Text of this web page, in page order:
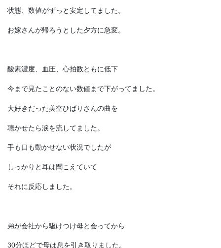
状態、数値がずっと安定してました。
お嫁さんが帰ろうとした夕方に急変。
酸素濃度、血圧、心拍数ともに低下
今まで見たことのない数値まで下がってました。
大好きだった美空ひばりさんの曲を
聴かせたら涙を流してました。
手も口も動かせない状況でしたが
しっかりと耳は聞こえていて
それに反応しました。
弟が会社から駆けつけ母と会ってから
30分ほどで母は息を引き取りました。